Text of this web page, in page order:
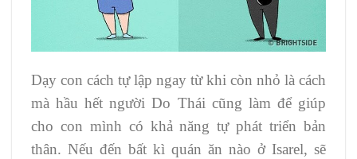
Dạy con cách tự lập ngay từ khi còn nhỏ là cách
mà hầu hết người Do Thái cũng làm để giúp
cho con mình có khả năng tự phát triển bản
thân. Nếu đến bất kì quán ăn nào ở Isarel, sẽ